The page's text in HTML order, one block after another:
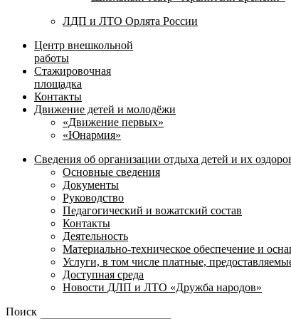
ЛДП и ЛТО Орлята России
Центр внешкольной
работы
Стажировочная
площадка
Контакты
Движение детей и молодёжи
«Движение первых»
«Юнармия»
Сведения об организации отдыха детей и их
Основные сведения
Документы
Руководство
Педагогический и вожатский состав
Контакты
Деятельность
Материально-техническое обеспечение и
Услуги, в том числе платные,
Доступная среда
Новости ДЛП и ЛТО «Дружба народов»
Поиск